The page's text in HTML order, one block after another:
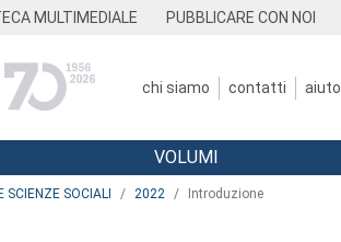
MULTIMEDIALE PUBBLICARE CON NOI
chi siamo contatti aiuto
VOLUMI
SCIENZE SOCIALI 2022 Introduzione